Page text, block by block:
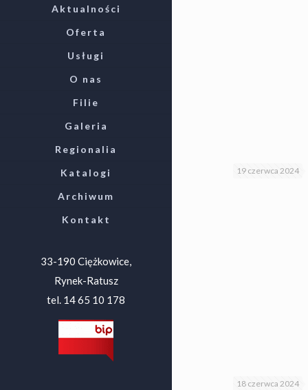
Aktualności
Oferta
Usługi
O nas
Filie
Galeria
Regionalia
Katalogi
Archiwum
Kontakt
33-190 Ciężkowice,
Rynek-Ratusz
tel. 14 65 10 178
19 czerwca 2024
18 czerwca 2024